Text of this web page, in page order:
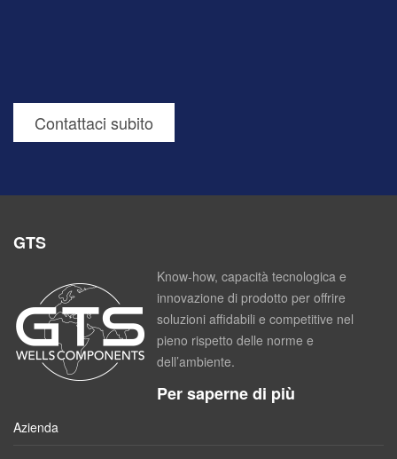
Contattaci subito
GTS
Know-how, capacità tecnologica e
innovazione di prodotto per offrire
soluzioni affidabili e competitive nel
pieno rispetto delle norme e
dell’ambiente.
Per saperne di più
Azienda